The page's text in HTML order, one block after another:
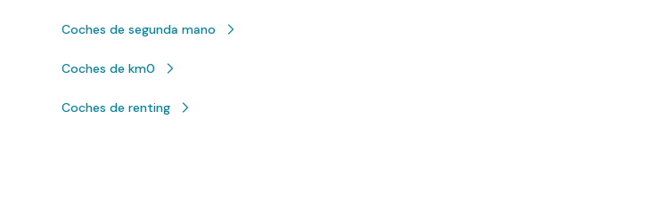
Coches de segunda mano
Coches de km0
Coches de renting